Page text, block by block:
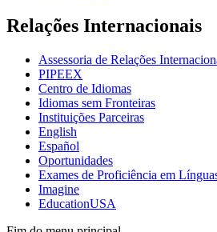
Relações Internacionais
Assessoria de Relações
PIPEEX
Centro de Idiomas
Idiomas sem Fronteiras
Instituições Parceiras
English
Español
Oportunidades
Exames de Proficiência em
Imagine
EducationUSA